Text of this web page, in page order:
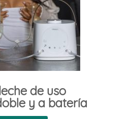
de uso
y a batería